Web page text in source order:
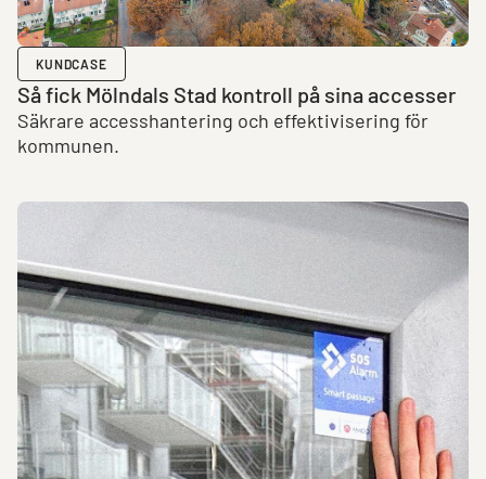
KUNDCASE
Så fick Mölndals Stad kontroll på sina accesser
Säkrare accesshantering och effektivisering för
kommunen.